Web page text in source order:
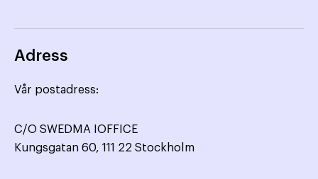
Adress
Vår postadress:
C/O SWEDMA IOFFICE
Kungsgatan 60, 111 22 Stockholm